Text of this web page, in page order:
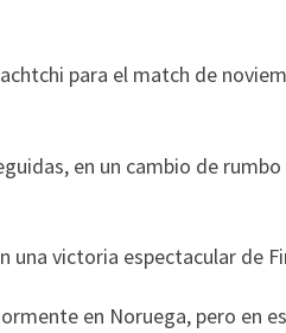
para el match de
en un cambio de
una victoria espectacular de
en Noruega, pero en